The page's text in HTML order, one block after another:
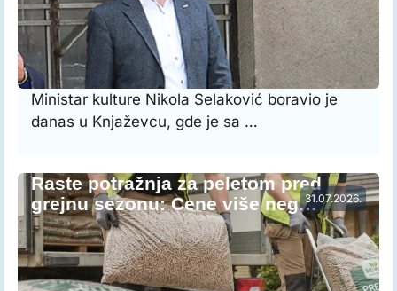
Ministar kulture Nikola Selaković boravio je
danas u Knjaževcu, gde je sa …
31.07.2026.
Raste potražnja za peletom pred
grejnu sezonu: Cene više neg…